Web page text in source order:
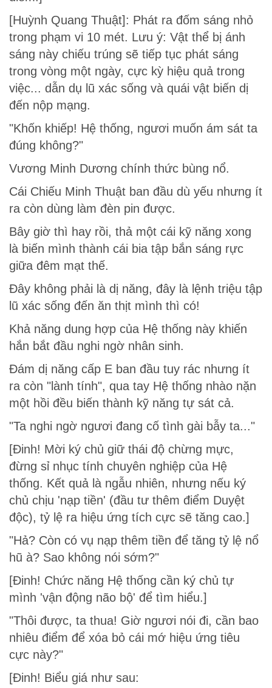
[Huỳnh Quang Thuật]: Phát ra đốm sáng nhỏ
trong phạm vi 10 mét. Lưu ý: Vật thể bị ánh
sáng này chiếu trúng sẽ tiếp tục phát sáng
trong vòng một ngày, cực kỳ hiệu quả trong
việc... dẫn dụ lũ xác sống và quái vật biến dị
đến nộp mạng.
"Khốn khiếp! Hệ thống, ngươi muốn ám sát ta
đúng không?"
Vương Minh Dương chính thức bùng nổ.
Cái Chiếu Minh Thuật ban đầu dù yếu nhưng ít
ra còn dùng làm đèn pin được.
Bây giờ thì hay rồi, thả một cái kỹ năng xong
là biến mình thành cái bia tập bắn sáng rực
giữa đêm mạt thế.
Đây không phải là dị năng, đây là lệnh triệu tập
lũ xác sống đến ăn thịt mình thì có!
Khả năng dung hợp của Hệ thống này khiến
hắn bắt đầu nghi ngờ nhân sinh.
Đám dị năng cấp E ban đầu tuy rác nhưng ít
ra còn "lành tính", qua tay Hệ thống nhào nặn
một hồi đều biến thành kỹ năng tự sát cả.
"Ta nghi ngờ ngươi đang cố tình gài bẫy ta..."
[Đinh! Mời ký chủ giữ thái độ chừng mực,
đừng sỉ nhục tính chuyên nghiệp của Hệ
thống. Kết quả là ngẫu nhiên, nhưng nếu ký
chủ chịu 'nạp tiền' (đầu tư thêm điểm Duyệt
độc), tỷ lệ ra hiệu ứng tích cực sẽ tăng cao.]
"Hả? Còn có vụ nạp thêm tiền để tăng tỷ lệ nổ
hũ à? Sao không nói sớm?"
[Đinh! Chức năng Hệ thống cần ký chủ tự
mình 'vận động não bộ' để tìm hiểu.]
"Thôi được, ta thua! Giờ ngươi nói đi, cần bao
nhiêu điểm để xóa bỏ cái mớ hiệu ứng tiêu
cực này?"
[Đinh! Biểu giá như sau: